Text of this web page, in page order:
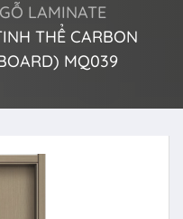
LAMINATE
THỂ CARBON
MQ039